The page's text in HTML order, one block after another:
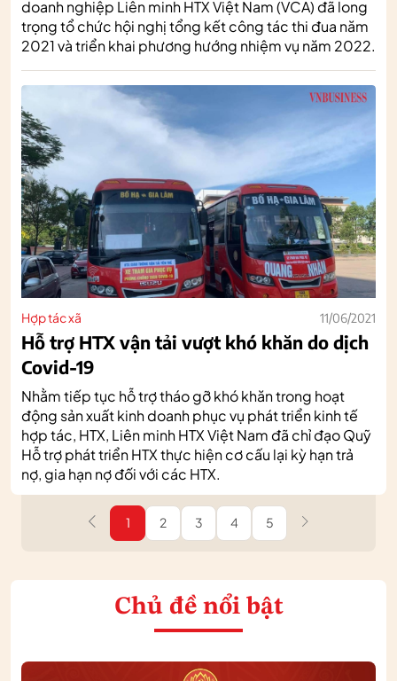
doanh nghiệp Liên minh HTX Việt Nam (VCA) đã long
trọng tổ chức hội nghị tổng kết công tác thi đua năm
2021 và triển khai phương hướng nhiệm vụ năm 2022.
Hợp tác xã 11/06/2021
Hỗ trợ HTX vận tải vượt khó khăn do dịch
Covid-19
Nhằm tiếp tục hỗ trợ tháo gỡ khó khăn trong hoạt
động sản xuất kinh doanh phục vụ phát triển kinh tế
hợp tác, HTX, Liên minh HTX Việt Nam đã chỉ đạo Quỹ
Hỗ trợ phát triển HTX thực hiện cơ cấu lại kỳ hạn trả
nợ, gia hạn nợ đối với các HTX.
1 2 3 4 5
Chủ đề nổi bật